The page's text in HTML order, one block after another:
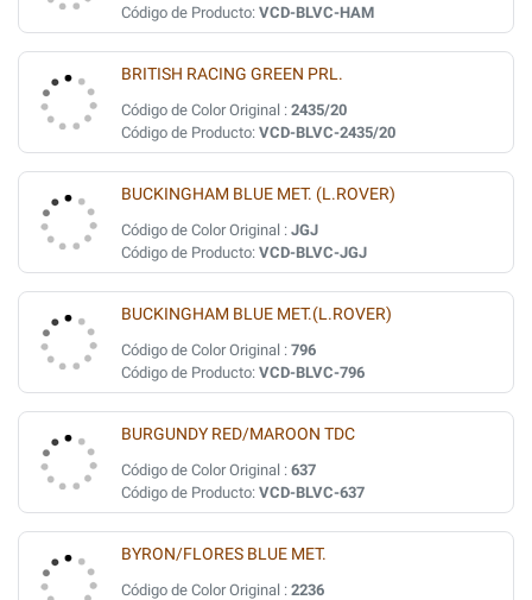
Código de Producto: VCD-BLVC-HAM
BRITISH RACING GREEN PRL.
Código de Color Original : 2435/20
Código de Producto: VCD-BLVC-2435/20
BUCKINGHAM BLUE MET. (L.ROVER)
Código de Color Original : JGJ
Código de Producto: VCD-BLVC-JGJ
BUCKINGHAM BLUE MET.(L.ROVER)
Código de Color Original : 796
Código de Producto: VCD-BLVC-796
BURGUNDY RED/MAROON TDC
Código de Color Original : 637
Código de Producto: VCD-BLVC-637
BYRON/FLORES BLUE MET.
Código de Color Original : 2236